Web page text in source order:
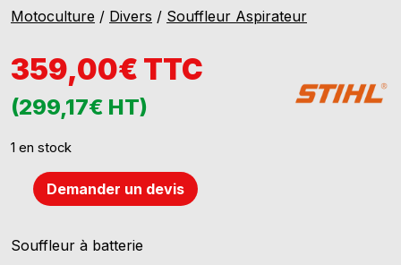
Motoculture / Divers / Souffleur Aspirateur
359,00€ TTC
(299,17€ HT)
1 en stock
quantité
STIHL
Demander un devis
Souffleur à batterie